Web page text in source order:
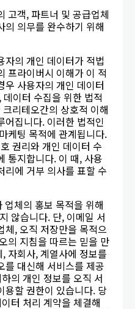
고객, 파트너 및 공급업체
의 의무를 완수하기 위해
자의 개인 데이터가 적법
프라이버시 이해가 이 적
우 사용자의 개인 데이터
이터 수집을 위한 법적
리테오간의 상호적 이해
어집니다. 이러한 법적인
케팅 목적에 관계됩니다.
권리와 개인 데이터 수
통지합니다. 이 때, 사용
리에 거부 의사를 표할 수
업체의 홍보 목적을 위해
않습니다. 단, 이메일 서
체, 오직 저장만을 목적으
의 지침을 따르는 믿을 만
자회사, 계열사에 정보를
를 대신해 서비스를 제공
의 개인 정보를 오직 서
용할 권한이 있습니다. 당
터 처리 계약을 체결해